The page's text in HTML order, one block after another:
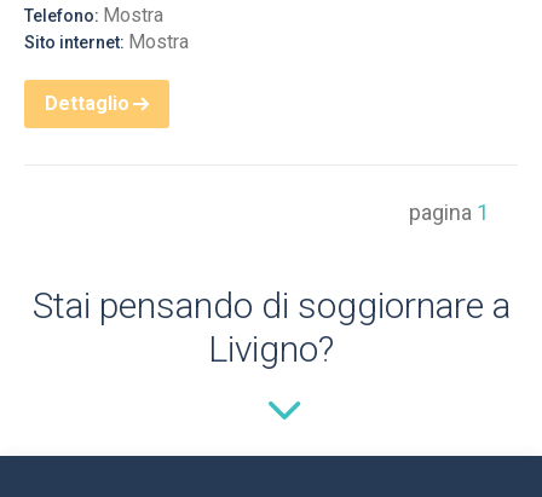
Telefono: Mostra
Sito internet: Mostra
Dettaglio
pagina 1
Stai pensando di soggiornare a
Livigno?